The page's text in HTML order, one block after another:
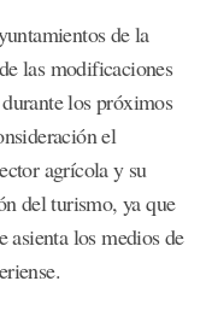
de la
las modificaciones
los próximos
el
agrícola y su
del turismo, ya que
asienta los medios de